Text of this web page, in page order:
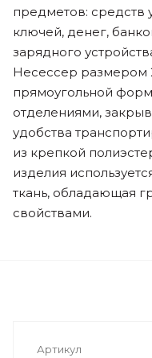
предметов: средств
ключей, денег,
зарядного
Несессер размером
прямоугольной
отделениями,
удобства
из крепкой
изделия
ткань, обладающая
свойствами.
Артикул